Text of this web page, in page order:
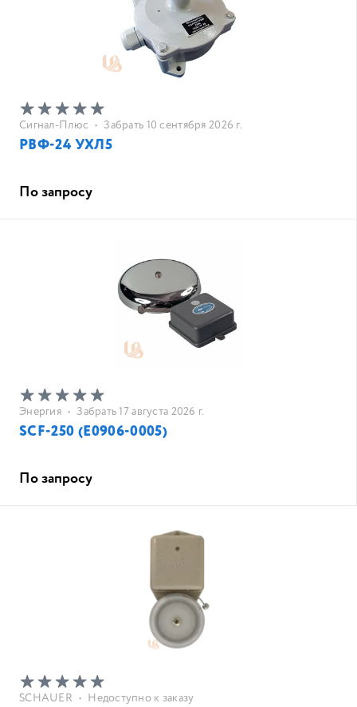
Сигнал-Плюс • Забрать 10 сентября 2026 г.
РВФ-24 УХЛ5
По запросу
Энергия • Забрать 17 августа 2026 г.
SCF-250 (Е0906-0005)
По запросу
SCHAUER • Недоступно к заказу